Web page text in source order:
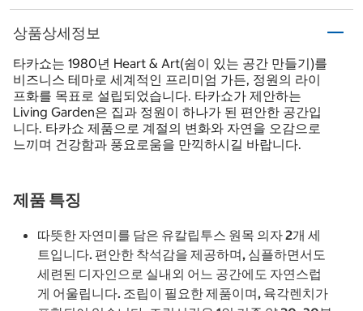
상품상세정보
타카쇼는 1980년 Heart & Art(쉼이 있는 공간 만들기)를
비즈니스 테마로 세계적인 프리미엄 가든, 정원의 라이
프화를 목표로 설립되었습니다. 타카쇼가 제안하는
Living Garden은 집과 정원이 하나가 된 편안한 공간입
니다. 타카쇼 제품으로 계절의 변화와 자연을 오감으로
느끼며 건강함과 풍요로움을 만끽하시길 바랍니다.
제품 특징
따뜻한 자연미를 담은 유칼립투스 원목 의자 2개 세
트입니다. 편안한 착석감을 제공하며, 심플하면서도
세련된 디자인으로 실내외 어느 공간에도 자연스럽
게 어울립니다. 조립이 필요한 제품이며, 육각렌치가